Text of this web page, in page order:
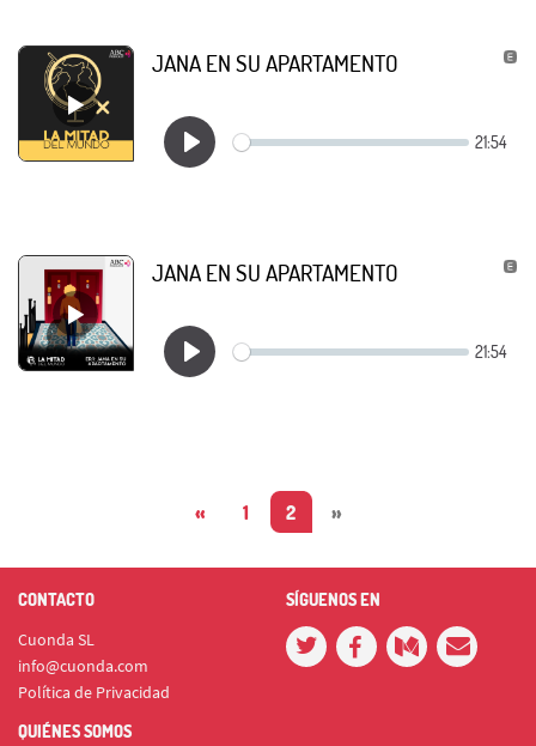
JANA EN SU APARTAMENTO
JANA EN SU APARTAMENTO
« 1 2 »
CONTACTO
Cuonda SL
info@cuonda.com
Política de Privacidad
SÍGUENOS EN
QUIÉNES SOMOS